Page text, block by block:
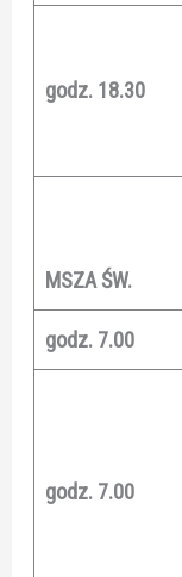
godz. 18.30
MSZA ŚW.
godz. 7.00
godz. 7.00